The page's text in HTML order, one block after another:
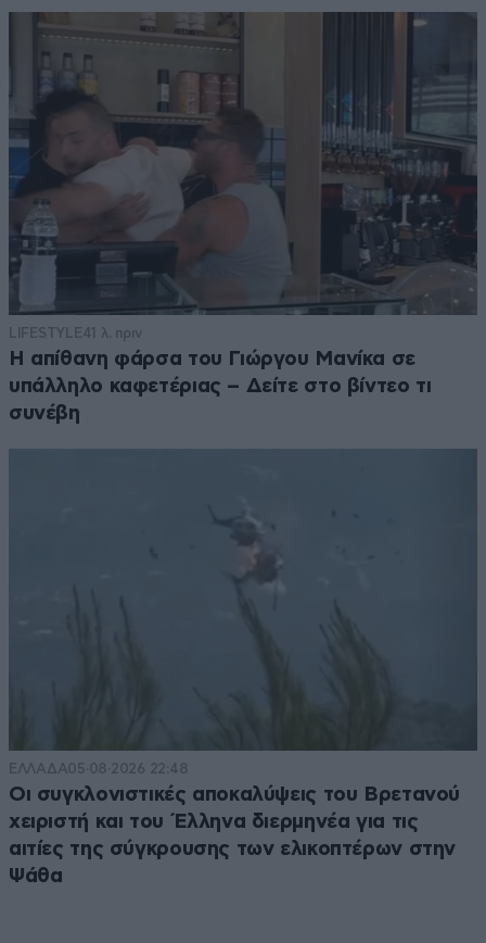
LIFESTYLE41 λ. πριν
Η απίθανη φάρσα του Γιώργου Μανίκα σε
υπάλληλο καφετέριας – Δείτε στο βίντεο τι
συνέβη
ΕΛΛΑΔΑ05·08·2026 22:48
Οι συγκλονιστικές αποκαλύψεις του Βρετανού
χειριστή και του Έλληνα διερμηνέα για τις
αιτίες της σύγκρουσης των ελικοπτέρων στην
Ψάθα